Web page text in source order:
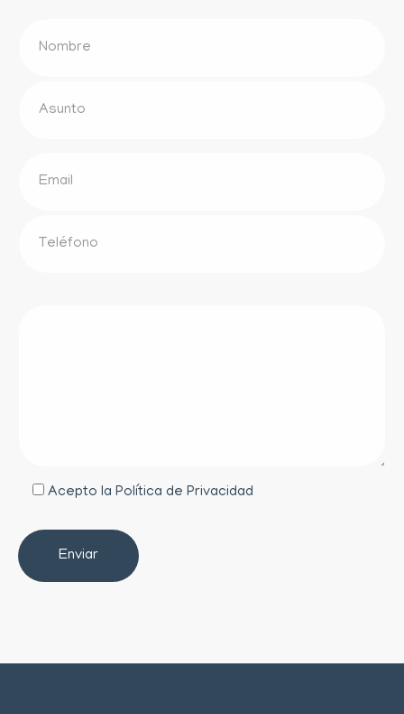
Acepto la Política de Privacidad